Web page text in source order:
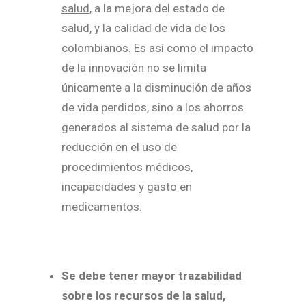
salud, a la mejora del estado de
salud, y la calidad de vida de los
colombianos. Es así como el impacto
de la innovación no se limita
únicamente a la disminución de años
de vida perdidos, sino a los ahorros
generados al sistema de salud por la
reducción en el uso de
procedimientos médicos,
incapacidades y gasto en
medicamentos.
Se debe tener mayor trazabilidad
sobre los recursos de la salud,